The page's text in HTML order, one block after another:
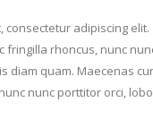
consectetur adipiscing elit.
fringilla rhoncus, nunc
diam quam. Maecenas
nunc porttitor orci,